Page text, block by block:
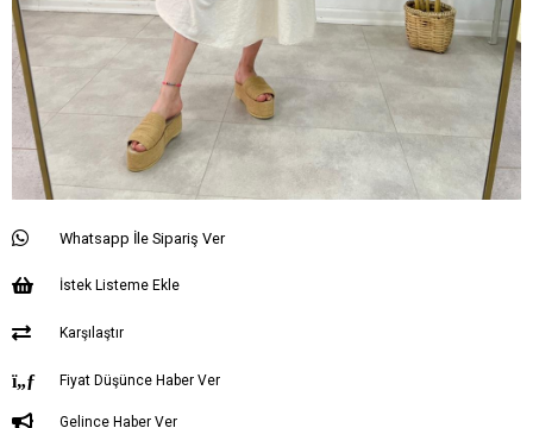
Whatsapp İle Sipariş Ver
İstek Listeme Ekle
Karşılaştır
Fiyat Düşünce Haber Ver
Gelince Haber Ver